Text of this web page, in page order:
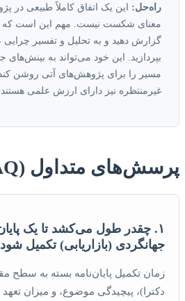
راه‌حل: این یک اتفاق کاملاً طبیعی
معنای شکست نیست. مهم این است که
گزارش دهید و به تحلیل و تفسیر چرایی
بپردازید. این خود می‌تواند به
مسیر را برای پژوهش‌های آتی روشن
غیرمنتظره نیز دارای ارزش علمی
پرسش‌های متداول (FAQ)
۱. چقدر طول می‌کشد تا یک
جهانگردی (بازاریابی) تکمیل
زمان تکمیل پایان‌نامه بسته به سطح
دکترا)، پیچیدگی موضوع، و میزان